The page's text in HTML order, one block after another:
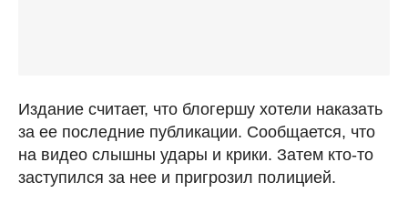
Издание считает, что блогершу хотели наказать
за ее последние публикации. Сообщается, что
на видео слышны удары и крики. Затем кто-то
заступился за нее и пригрозил полицией.